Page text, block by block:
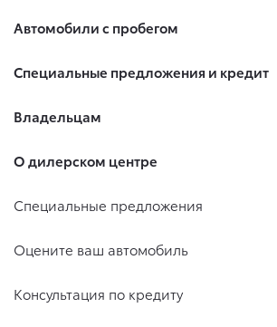
Автомобили с пробегом
Специальные предложения и кредит
Владельцам
О дилерском центре
Специальные предложения
Оцените ваш автомобиль
Консультация по кредиту